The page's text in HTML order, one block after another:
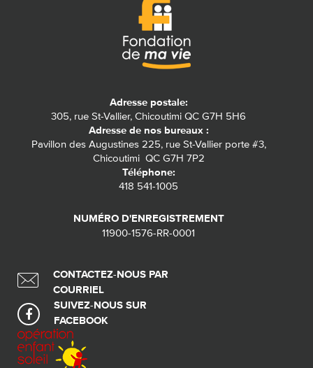
Adresse postale:
305, rue St-Vallier, Chicoutimi QC G7H 5H6
Adresse de nos bureaux :
Pavillon des Augustines 225, rue St-Vallier porte #3,
Chicoutimi QC G7H 7P2
Téléphone:
418 541-1005
NUMÉRO D'ENREGISTREMENT
11900-1576-RR-0001
CONTACTEZ-NOUS PAR
COURRIEL
SUIVEZ-NOUS SUR
FACEBOOK